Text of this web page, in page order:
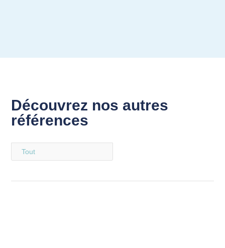
Découvrez nos autres
références
Tout